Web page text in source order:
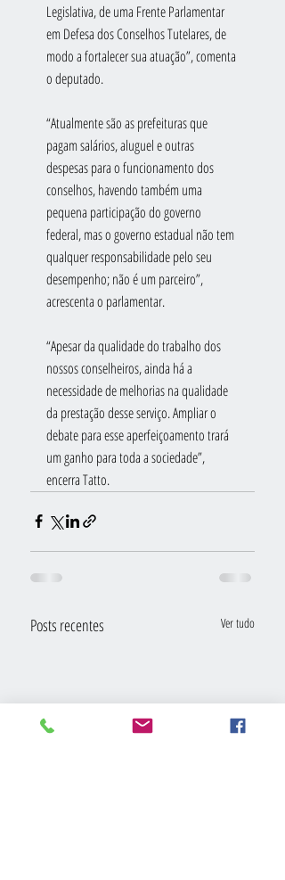
Legislativa, de uma Frente Parlamentar
em Defesa dos Conselhos Tutelares, de
modo a fortalecer sua atuação”, comenta
o deputado.
“Atualmente são as prefeituras que
pagam salários, aluguel e outras
despesas para o funcionamento dos
conselhos, havendo também uma
pequena participação do governo
federal, mas o governo estadual não tem
qualquer responsabilidade pelo seu
desempenho; não é um parceiro”,
acrescenta o parlamentar.
“Apesar da qualidade do trabalho dos
nossos conselheiros, ainda há a
necessidade de melhorias na qualidade
da prestação desse serviço. Ampliar o
debate para esse aperfeiçoamento trará
um ganho para toda a sociedade”,
encerra Tatto.
Posts recentes Ver tudo